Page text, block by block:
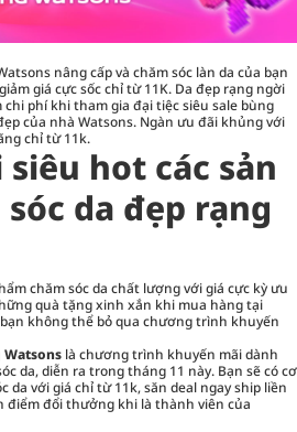
nâng cấp và chăm sóc làn da của bạn
giá cực sốc chỉ từ 11K. Da đẹp rạng ngời
phí khi tham gia đại tiệc siêu sale bùng
của nhà Watsons. Ngàn ưu đãi khủng với
chỉ từ 11k.
hot các sản
da đẹp rạng
chăm sóc da chất lượng với giá cực kỳ ưu
quà tặng xinh xắn khi mua hàng tại
không thể bỏ qua chương trình khuyến
Watsons là chương trình khuyến mãi dành
da, diễn ra trong tháng 11 này. Bạn sẽ có cơ
da với giá chỉ từ 11k, săn deal ngay ship liền
điểm đổi thưởng khi là thành viên của